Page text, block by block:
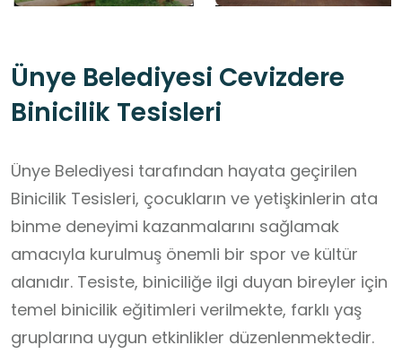
Ünye Belediyesi Cevizdere
Binicilik Tesisleri
Ünye Belediyesi tarafından hayata geçirilen
Binicilik Tesisleri, çocukların ve yetişkinlerin ata
binme deneyimi kazanmalarını sağlamak
amacıyla kurulmuş önemli bir spor ve kültür
alanıdır. Tesiste, biniciliğe ilgi duyan bireyler için
temel binicilik eğitimleri verilmekte, farklı yaş
gruplarına uygun etkinlikler düzenlenmektedir.